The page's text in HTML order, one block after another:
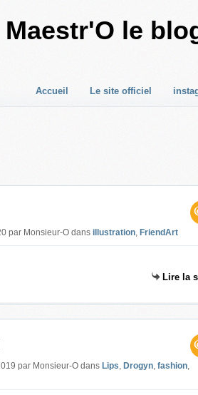
Maestr'O le
Accueil Le site officiel
par Monsieur-O dans illustration, FriendArt
Lire la
par Monsieur-O dans Lips, Drogyn, fashion,